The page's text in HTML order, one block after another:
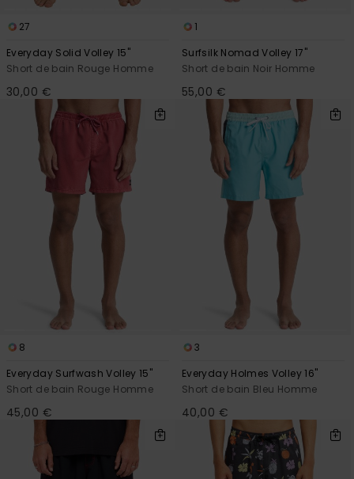
27
Everyday Solid Volley 15"
Short de bain Rouge Homme
30,00 €
1
Surfsilk Nomad Volley 17"
Short de bain Noir Homme
55,00 €
8
Everyday Surfwash Volley 15"
Short de bain Rouge Homme
45,00 €
3
Everyday Holmes Volley 16"
Short de bain Bleu Homme
40,00 €